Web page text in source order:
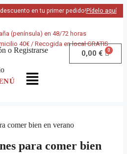
en tu primer pedido!Pídelo aquí
(península) en 48/72 horas
40€ / Recogida en local GRATIS
o Registrarse 0,00 €
para comer bien